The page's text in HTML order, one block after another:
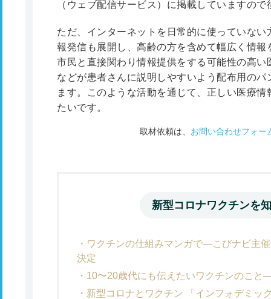
（ウェブ配信サービス）に掲載していますの
ただ、インターネットを日常的に使っていな
報発信も展開し、高齢の方を含めて幅広く情
市民と直接関わり情報提供をする可能性の高
などが患者さんに説明しやすいよう配布用の
ます。このような活動を通じて、正しい医療
たいです。
取材依頼は、 お問い合わせフォー
新型コロナワクチンを
ワクチンの仕組みマンガで―こびナビ主
決定
10〜20歳代にも伝えたいワクチンのこと
新型コロナとワクチン 「インフォデミッ